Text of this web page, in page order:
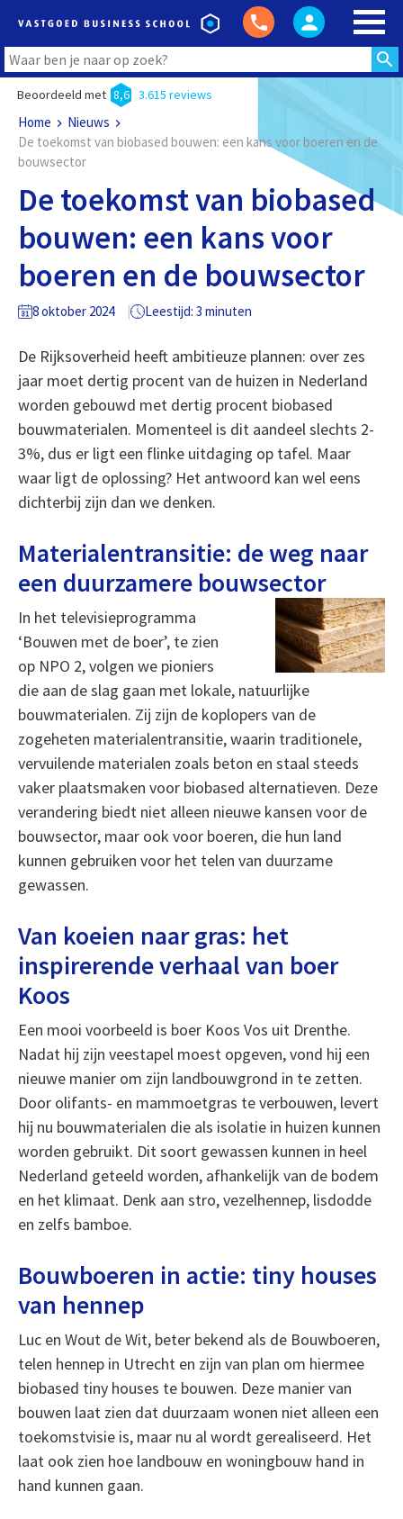
Beoordeeld met 8,6 3.615 reviews
Home
Nieuws
De toekomst van biobased bouwen: een kans voor boeren en de
bouwsector
De toekomst van biobased
bouwen: een kans voor
boeren en de bouwsector
8 oktober 2024 Leestijd: 3 minuten
De Rijksoverheid heeft ambitieuze plannen: over zes
jaar moet dertig procent van de huizen in Nederland
worden gebouwd met dertig procent biobased
bouwmaterialen. Momenteel is dit aandeel slechts 2-
3%, dus er ligt een flinke uitdaging op tafel. Maar
waar ligt de oplossing? Het antwoord kan wel eens
dichterbij zijn dan we denken.
Materialentransitie: de weg naar
een duurzamere bouwsector
In het televisieprogramma
‘Bouwen met de boer’, te zien
op NPO 2, volgen we pioniers
die aan de slag gaan met lokale, natuurlijke
bouwmaterialen. Zij zijn de koplopers van de
zogeheten materialentransitie, waarin traditionele,
vervuilende materialen zoals beton en staal steeds
vaker plaatsmaken voor biobased alternatieven. Deze
verandering biedt niet alleen nieuwe kansen voor de
bouwsector, maar ook voor boeren, die hun land
kunnen gebruiken voor het telen van duurzame
gewassen.
Van koeien naar gras: het
inspirerende verhaal van boer
Koos
Een mooi voorbeeld is boer Koos Vos uit Drenthe.
Nadat hij zijn veestapel moest opgeven, vond hij een
nieuwe manier om zijn landbouwgrond in te zetten.
Door olifants- en mammoetgras te verbouwen, levert
hij nu bouwmaterialen die als isolatie in huizen kunnen
worden gebruikt. Dit soort gewassen kunnen in heel
Nederland geteeld worden, afhankelijk van de bodem
en het klimaat. Denk aan stro, vezelhennep, lisdodde
en zelfs bamboe.
Bouwboeren in actie: tiny houses
van hennep
Luc en Wout de Wit, beter bekend als de Bouwboeren,
telen hennep in Utrecht en zijn van plan om hiermee
biobased tiny houses te bouwen. Deze manier van
bouwen laat zien dat duurzaam wonen niet alleen een
toekomstvisie is, maar nu al wordt gerealiseerd. Het
laat ook zien hoe landbouw en woningbouw hand in
hand kunnen gaan.